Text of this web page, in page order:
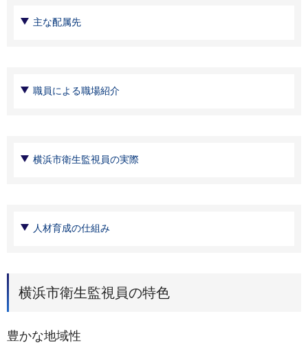
主な配属先
職員による職場紹介
横浜市衛生監視員の実際
人材育成の仕組み
横浜市衛生監視員の特色
豊かな地域性